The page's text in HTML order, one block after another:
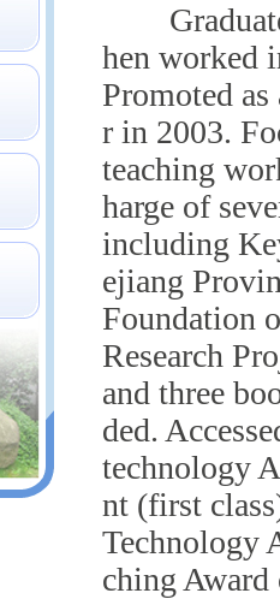
hen worked
Promoted
r in 2003.
teaching
harge of
including
ejiang
Foundation
Research
and three
ded.
technology
nt (first
Technology
ching